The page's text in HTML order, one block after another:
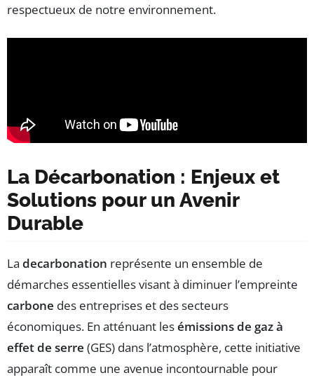
respectueux de notre environnement.
La Décarbonation : Enjeux et
Solutions pour un Avenir
Durable
La decarbonation représente un ensemble de
démarches essentielles visant à diminuer l’empreinte
carbone des entreprises et des secteurs
économiques. En atténuant lesémissions de gaz à
effet de serre (GES) dans l’atmosphère, cette initiative
apparaît comme une avenue incontournable pour